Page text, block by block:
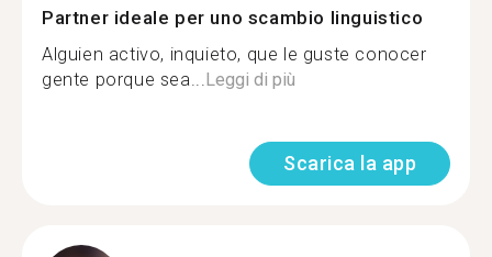
Partner ideale per uno scambio linguistico
Alguien activo, inquieto, que le guste conocer
gente porque sea...Leggi di più
Scarica la app